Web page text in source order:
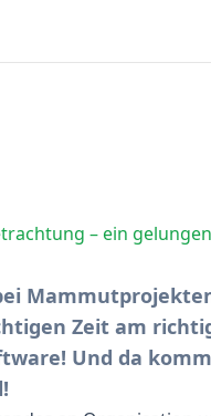
– ein
Zeit am
Und da